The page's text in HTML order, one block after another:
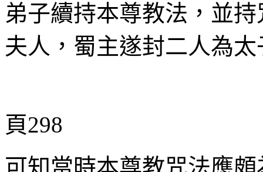
弟子續持本尊教法，並
夫人，蜀主遂封二人為
頁298